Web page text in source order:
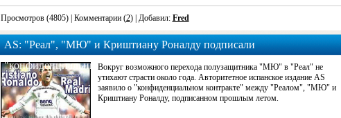
Просмотров (4805) | Комментарии (2) | Добавил: Fred
AS: "Реал", "МЮ" и Криштиану Роналду подписали
"конфиденциальный контракт"Вокруг возможного перехода полузащитника "МЮ" в "Реал" не
утихают страсти около года. Авторитетное испанское издание AS
заявило о "конфиденциальном контракте" между "Реалом", "МЮ" и
Криштиану Роналду, подписанном прошлым летом.